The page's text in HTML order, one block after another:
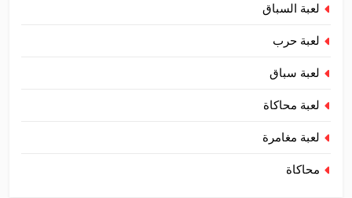
لعبة السباق
لعبة حرب
لعبة سباق
لعبة محاكاة
لعبة مغامرة
محاكاة